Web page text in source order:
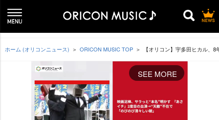
ホーム (オリコンニュース) ORICON MUSIC TOP 【オリコン】宇多田ヒカル、
SEE MORE